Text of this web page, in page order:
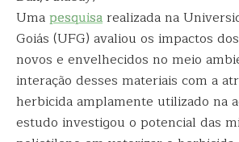
Umapesquisarealizada na
Goiás (UFG) avaliou os impactos
novos e envelhecidos no meio
interação desses materiais com a
herbicida amplamente utilizado na
estudo investigou o potencial das